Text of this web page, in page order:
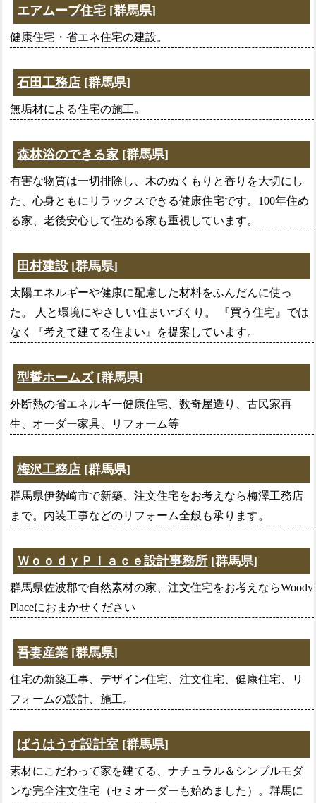
エアムーブ住宅 [群馬県]
健康住宅・省エネ住宅の建設。
石田工務店 [群馬県]
無垢材による住宅の施工。
森林浴のできる家 [群馬県]
有害な物質は一切排除し、木のぬくもりと香りを大切にし
た、心身ともにリラックスできる健康住宅です。100年住め
る家、老後安心して住める家も重視しています。
田村建設 [群馬県]
太陽エネルギーや健康に配慮した材料をふんだんに使っ
た。 人と環境にやさしい住まいづくり。 『買う住宅』では
なく『考えて建てる住まい』を提案しています。
型誓ホームズ[群馬県]
外断熱の省エネルギー健康住宅、数奇屋造り、古民家再
生、オーダー家具、リフォーム等
梅沢工務店 [群馬県]
群馬県伊勢崎市で新築、注文住宅をお考えなら梅澤工務店
まで。内装工事などのリフォーム全般も承ります。
ＷｏｏｄｙＰｌａｃｅ設計事務所 [群馬県]
群馬県佐波郡で自然素材の家、注文住宅をお考えならWoody
Placeにおまかせください
吾妻産業 [群馬県]
住宅の新築工事、デザイン住宅、注文住宅、健康住宅、リ
フォームの設計、施工。
ばうはうす設計室 [群馬県]
素材にこだわって家を建てる、ナチュラル＆シンプルモダ
ンな完全注文住宅（セミオーダーも始めました）。群馬に